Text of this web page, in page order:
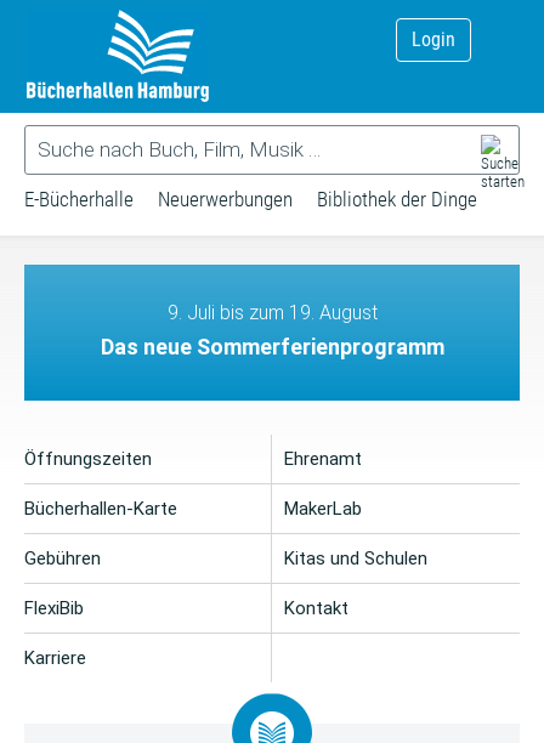
Login
E-Bücherhalle Neuerwerbungen Bibliothek der Dinge
9. Juli bis zum 19. August
Das neue Sommerferienprogramm
Öffnungszeiten
Bücherhallen-Karte
Gebühren
FlexiBib
Karriere
Ehrenamt
MakerLab
Kitas und Schulen
Kontakt